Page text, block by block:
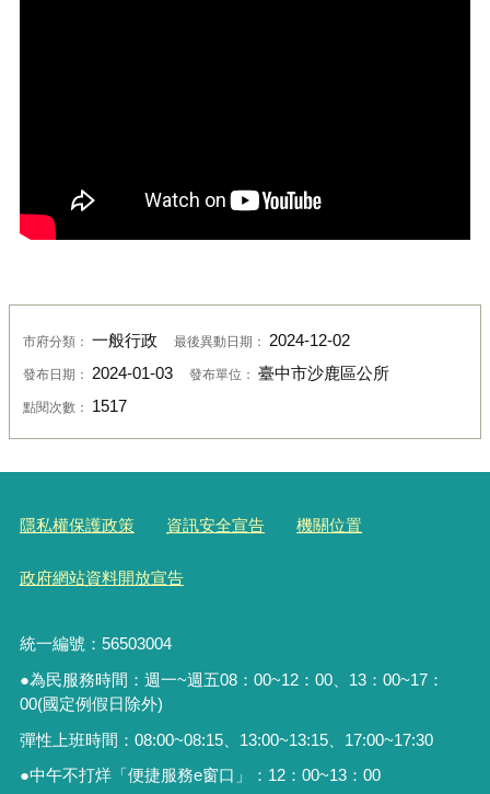
市府分類： 一般行政 最後異動日期： 2024-12-02
發布日期： 2024-01-03 發布單位： 臺中市沙鹿區公所
點閱次數： 1517
隱私權保護政策 資訊安全宣告 機關位置
政府網站資料開放宣告
統一編號：56503004
●為民服務時間：週一~週五08：00~12：00、13：00~17：
00(國定例假日除外)
彈性上班時間：08:00~08:15、13:00~13:15、17:00~17:30
●中午不打烊「便捷服務e窗口」： 12： 00~13： 00